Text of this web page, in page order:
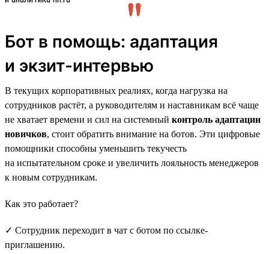
Бот в помощь: адаптация
и экзит-интервью
В текущих корпоративных реалиях, когда нагрузка на
сотрудников растёт, а руководителям и наставникам всё чаще
не хватает времени и сил на системный контроль адаптации
новичков, стоит обратить внимание на ботов. Эти цифровые
помощники способны уменьшить текучесть
на испытательном сроке и увеличить лояльность менеджеров
к новым сотрудникам.
Как это работает?
✓ Сотрудник переходит в чат с ботом по ссылке-
приглашению.